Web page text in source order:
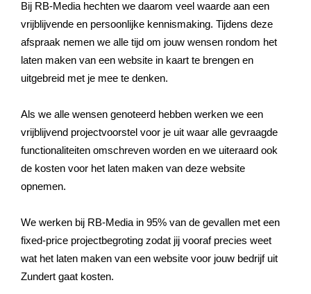
Bij RB-Media hechten we daarom veel waarde aan een
vrijblijvende en persoonlijke kennismaking. Tijdens deze
afspraak nemen we alle tijd om jouw wensen rondom het
laten maken van een website in kaart te brengen en
uitgebreid met je mee te denken.
Als we alle wensen genoteerd hebben werken we een
vrijblijvend projectvoorstel voor je uit waar alle gevraagde
functionaliteiten omschreven worden en we uiteraard ook
de kosten voor het laten maken van deze website
opnemen.
We werken bij RB-Media in 95% van de gevallen met een
fixed-price projectbegroting zodat jij vooraf precies weet
wat het laten maken van een website voor jouw bedrijf uit
Zundert gaat kosten.